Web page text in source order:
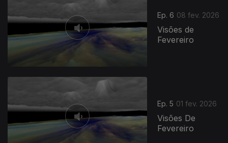
Ep. 6 08 fev. 2026
Visões de
Fevereiro
Ep. 5 01 fev. 2026
Visões De
Fevereiro